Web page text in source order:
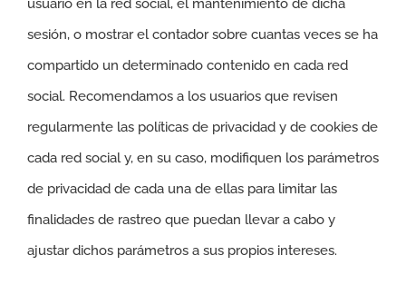
sesión, o mostrar el contador sobre cuantas veces se ha
compartido un determinado contenido en cada red
social. Recomendamos a los usuarios que revisen
regularmente las políticas de privacidad y de cookies de
cada red social y, en su caso, modifiquen los parámetros
de privacidad de cada una de ellas para limitar las
finalidades de rastreo que puedan llevar a cabo y
ajustar dichos parámetros a sus propios intereses.